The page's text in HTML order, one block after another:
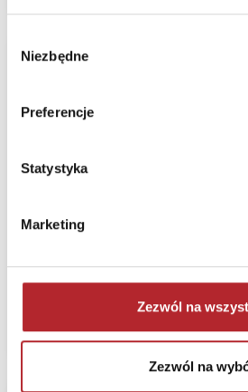
zgody
Niezbędne
Preferencje
Statystyka
Marketing
Zezwól na
Zezwól na
Sugerowana cena detaliczna
(brutto):
Zaloguj się, żeby